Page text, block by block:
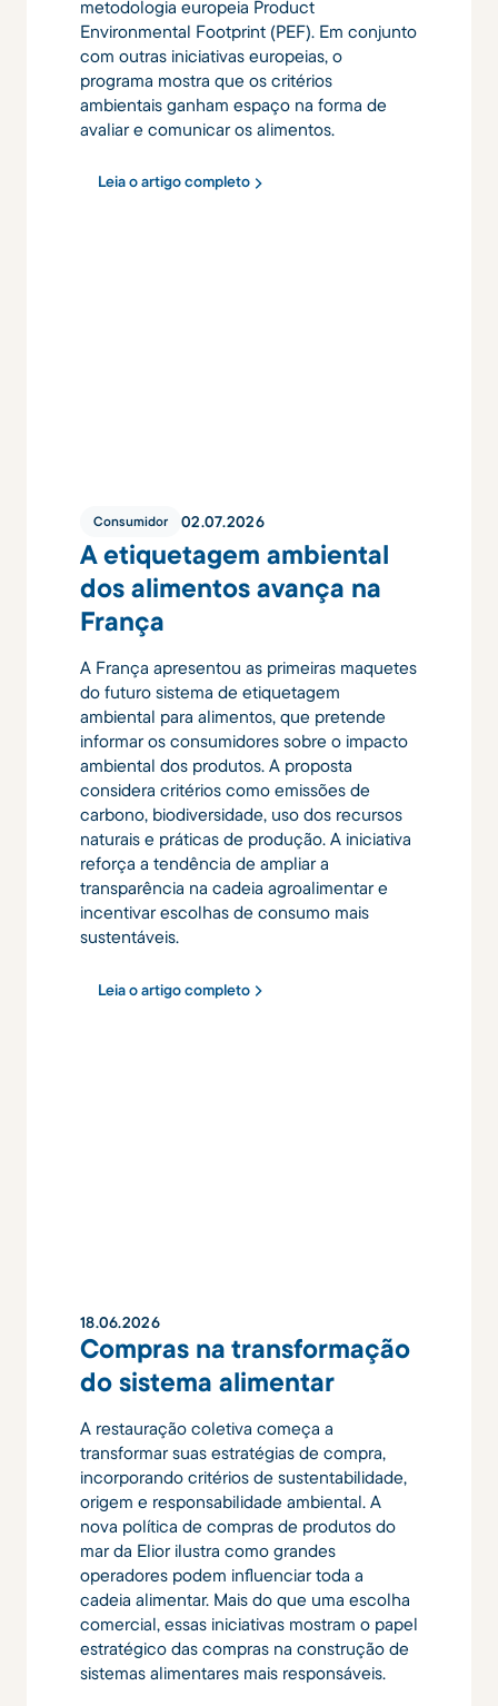
metodologia europeia Product
Environmental Footprint (PEF). Em conjunto
com outras iniciativas europeias, o
programa mostra que os critérios
ambientais ganham espaço na forma de
avaliar e comunicar os alimentos.
Leia o artigo completo
Consumidor 02.07.2026
A etiquetagem ambiental
dos alimentos avança na
França
A França apresentou as primeiras maquetes
do futuro sistema de etiquetagem
ambiental para alimentos, que pretende
informar os consumidores sobre o impacto
ambiental dos produtos. A proposta
considera critérios como emissões de
carbono, biodiversidade, uso dos recursos
naturais e práticas de produção. A iniciativa
reforça a tendência de ampliar a
transparência na cadeia agroalimentar e
incentivar escolhas de consumo mais
sustentáveis.
Leia o artigo completo
18.06.2026
Compras na transformação
do sistema alimentar
A restauração coletiva começa a
transformar suas estratégias de compra,
incorporando critérios de sustentabilidade,
origem e responsabilidade ambiental. A
nova política de compras de produtos do
mar da Elior ilustra como grandes
operadores podem influenciar toda a
cadeia alimentar. Mais do que uma escolha
comercial, essas iniciativas mostram o papel
estratégico das compras na construção de
sistemas alimentares mais responsáveis.